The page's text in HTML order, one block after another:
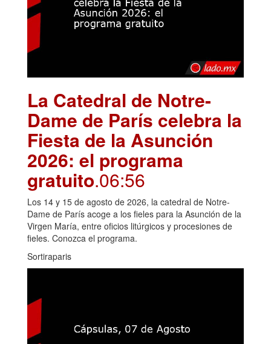
La Catedral de Notre-
Dame de París celebra la
Fiesta de la Asunción
2026: el programa
gratuito.06:56
Los 14 y 15 de agosto de 2026, la catedral de Notre-
Dame de París acoge a los fieles para la Asunción de la
Virgen María, entre oficios litúrgicos y procesiones de
fieles. Conozca el programa.
Sortiraparis